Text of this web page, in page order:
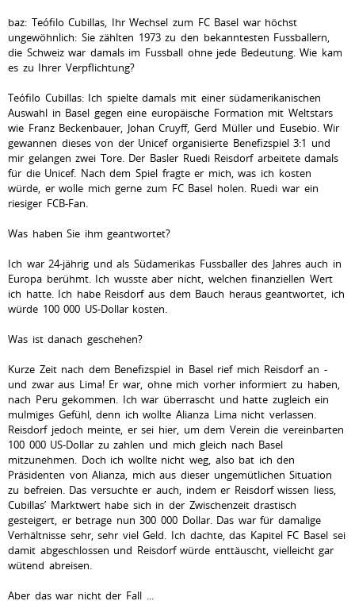
baz: Teófilo Cubillas, Ihr Wechsel zum FC Basel war höchst
ungewöhnlich: Sie zählten 1973 zu den bekanntesten Fussballern,
die Schweiz war damals im Fussball ohne jede Bedeutung. Wie kam
es zu Ihrer Verpflichtung?
Teófilo Cubillas: Ich spielte damals mit einer südamerikanischen
Auswahl in Basel gegen eine europäische Formation mit Weltstars
wie Franz Beckenbauer, Johan Cruyff, Gerd Müller und Eusebio. Wir
gewannen dieses von der Unicef organisierte Benefizspiel 3:1 und
mir gelangen zwei Tore. Der Basler Ruedi Reisdorf arbeitete damals
für die Unicef. Nach dem Spiel fragte er mich, was ich kosten
würde, er wolle mich gerne zum FC Basel holen. Ruedi war ein
riesiger FCB-Fan.
Was haben Sie ihm geantwortet?
Ich war 24-jährig und als Südamerikas Fussballer des Jahres auch in
Europa berühmt. Ich wusste aber nicht, welchen finanziellen Wert
ich hatte. Ich habe Reisdorf aus dem Bauch heraus geantwortet, ich
würde 100 000 US-Dollar kosten.
Was ist danach geschehen?
Kurze Zeit nach dem Benefizspiel in Basel rief mich Reisdorf an -
und zwar aus Lima! Er war, ohne mich vorher informiert zu haben,
nach Peru gekommen. Ich war überrascht und hatte zugleich ein
mulmiges Gefühl, denn ich wollte Alianza Lima nicht verlassen.
Reisdorf jedoch meinte, er sei hier, um dem Verein die vereinbarten
100 000 US-Dollar zu zahlen und mich gleich nach Basel
mitzunehmen. Doch ich wollte nicht weg, also bat ich den
Präsidenten von Alianza, mich aus dieser ungemütlichen Situation
zu befreien. Das versuchte er auch, indem er Reisdorf wissen liess,
Cubillas’ Marktwert habe sich in der Zwischenzeit drastisch
gesteigert, er betrage nun 300 000 Dollar. Das war für damalige
Verhältnisse sehr, sehr viel Geld. Ich dachte, das Kapitel FC Basel sei
damit abgeschlossen und Reisdorf würde enttäuscht, vielleicht gar
wütend abreisen.
Aber das war nicht der Fall ...